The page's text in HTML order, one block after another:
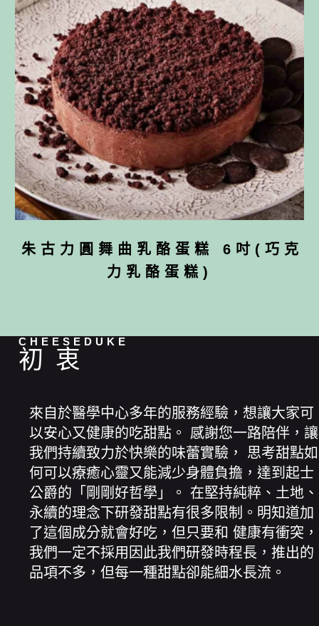
朱古力圓舞曲乳酪蛋糕 6吋(巧克
力乳酪蛋糕)
CHEESEDUKE
初衷
來自於醫學中心多年的服務經驗，想讓大家可
以安心又健康的吃甜點。 感謝您一路陪伴，讓
我們持續致力於快樂的味蕾實驗， 思考甜點如
何可以療癒心靈又能減少身體負擔，達到起士
公爵的「剛剛好哲學」。 在堅持純粹、土地、
永續的理念下研發甜點有很多限制。明知道加
了這個成分就會好吃，但只要和 健康有衝突，
我們一定不採用因此我們研發時程長，推出的
品項不多，但每一種甜點卻能細水長流。